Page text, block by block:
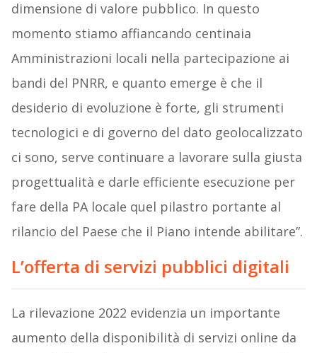
dimensione di valore pubblico. In questo
momento stiamo affiancando centinaia
Amministrazioni locali nella partecipazione ai
bandi del PNRR, e quanto emerge è che il
desiderio di evoluzione è forte, gli strumenti
tecnologici e di governo del dato geolocalizzato
ci sono, serve continuare a lavorare sulla giusta
progettualità e darle efficiente esecuzione per
fare della PA locale quel pilastro portante al
rilancio del Paese che il Piano intende abilitare”.
L’offerta di servizi pubblici digitali
La rilevazione 2022 evidenzia un importante
aumento della disponibilità di servizi online da